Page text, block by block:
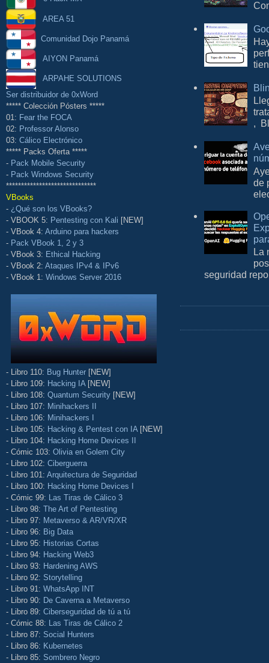
AREA 51
Comunidad Dojo Panamá
AIYON Panamá
ARPAHE SOLUTIONS
Ser distribuidor de 0xWord
***** Colección Pósters *****
01: Fear the FOCA
02: Professor Alonso
03: Cálico Electrónico
***** Packs Oferta *****
- Pack Mobile Security
- Pack Windows Security
******************************
VBooks
- ¿Qué son los VBooks?
- VBOOK 5: Pentesting con Kali [NEW]
- VBook 4: Arduino para hackers
- Pack VBook 1, 2 y 3
- VBook 3: Ethical Hacking
- VBook 2: Ataques IPv4 & IPv6
- VBook 1: Windows Server 2016
- Libro 110: Bug Hunter [NEW]
- Libro 109: Hacking IA [NEW]
- Libro 108: Quantum Security [NEW]
- Libro 107: Minihackers II
- Libro 106: Minihackers I
- Libro 105: Hacking & Pentest con IA [NEW]
- Libro 104: Hacking Home Devices II
- Cómic 103: Olivia en Golem City
- Libro 102: Ciberguerra
- Libro 101: Arquitectura de Seguridad
- Libro 100: Hacking Home Devices I
- Cómic 99: Las Tiras de Cálico 3
- Libro 98: The Art of Pentesting
- Libro 97: Metaverso & AR/VR/XR
- Libro 96: Big Data
- Libro 95: Historias Cortas
- Libro 94: Hacking Web3
- Libro 93: Hardening AWS
- Libro 92: Storytelling
- Libro 91: WhatsApp INT
- Libro 90: De Caverna a Metaverso
- Libro 89: Ciberseguridad de tú a tú
- Cómic 88: Las Tiras de Cálico 2
- Libro 87: Social Hunters
- Libro 86: Kubernetes
- Libro 85: Sombrero Negro
,
de
La
seguridad